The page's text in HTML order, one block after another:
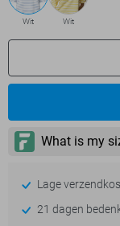
Wit Wit
Lage
21 dagen